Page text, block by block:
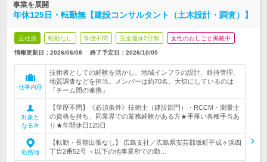
事業を展開
年休125日・転勤無【建設コンサルタント（土木設計・調査）】
正社員 転勤なし 学歴不問 完全週休2日制 女性のおしごと掲載中
情報更新日：2026/06/08 終了予定日： 2026/10/05
仕事内容
技術者としての経験を活かし、地域インフラの設計、維持管理、
地質調査などを担当。メンバーは約70名。大切にしているのは
「チーム間の連携」
対象と
なる方
【学歴不問】《必須条件》技術士（建設部門）・RCCM・測量士
の資格を持ち、同業界での業務経験がある方★手厚い各種手当あ
り★年間休日125日
勤務地
【転勤・長期出張なし】 広島支社／広島県安芸郡坂町平成ヶ浜四
丁目2番52号 ＜以下の他事業所での勤…